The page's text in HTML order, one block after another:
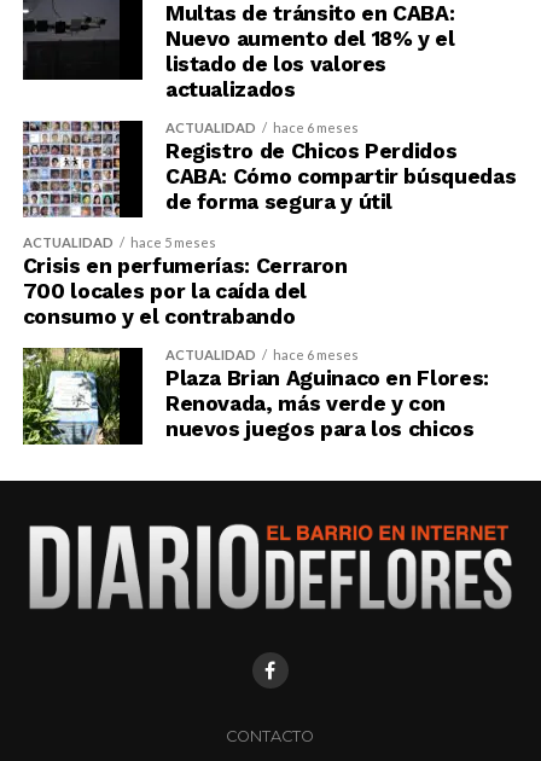
Multas de tránsito en CABA:
Nuevo aumento del 18% y el
listado de los valores
actualizados
ACTUALIDAD hace 6 meses
Registro de Chicos Perdidos
CABA: Cómo compartir búsquedas
de forma segura y útil
ACTUALIDAD hace 5 meses
Crisis en perfumerías: Cerraron
700 locales por la caída del
consumo y el contrabando
ACTUALIDAD hace 6 meses
Plaza Brian Aguinaco en Flores:
Renovada, más verde y con
nuevos juegos para los chicos
CONTACTO